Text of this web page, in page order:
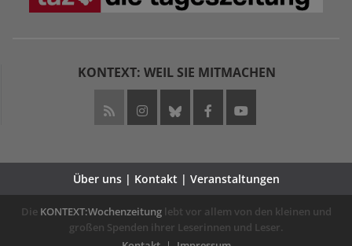
KONTEXT: WEIL SIE MITMACHEN
Über uns | Kontakt | Veranstaltungen
Die KONTEXT:Wochenzeitunglebt vor allem von den kleinen und
großen Spenden ihrer Leserinnen und Leser.